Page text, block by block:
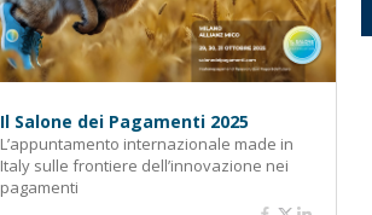
Il Salone dei Pagamenti 2025
L’appuntamento internazionale made in
Italy sulle frontiere dell’innovazione nei
pagamenti